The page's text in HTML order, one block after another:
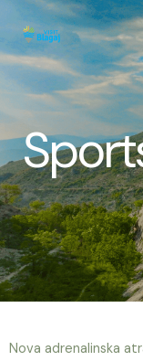
Nova adrenalinska